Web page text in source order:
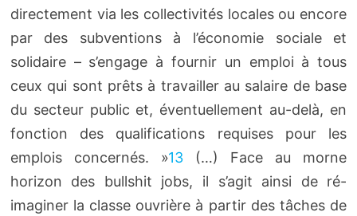
directement via les collectivités locales ou encore
par des subventions à l’économie sociale et
solidaire – s’engage à fournir un emploi à tous
ceux qui sont prêts à travailler au salaire de base
du secteur public et, éventuellement au-delà, en
fonction des qualifications requises pour les
emplois concernés. »13(…) Face au morne
horizon des bullshit jobs, il s’agit ainsi de ré-
imaginer la classe ouvrière à partir des tâches de